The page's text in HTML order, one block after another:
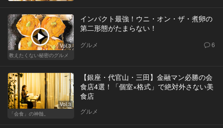
Vol.3
教えたくない秘密のグルメ
インパクト最強！ウニ・オン・ザ・煮卵の
第二形態がたまらない！
グルメ 6
Vol.3
「会食」の神髄。
【銀座・代官山・三田】金融マン必勝の会
食店4選！「個室×格式」で絶対外さない美
食店
グルメ